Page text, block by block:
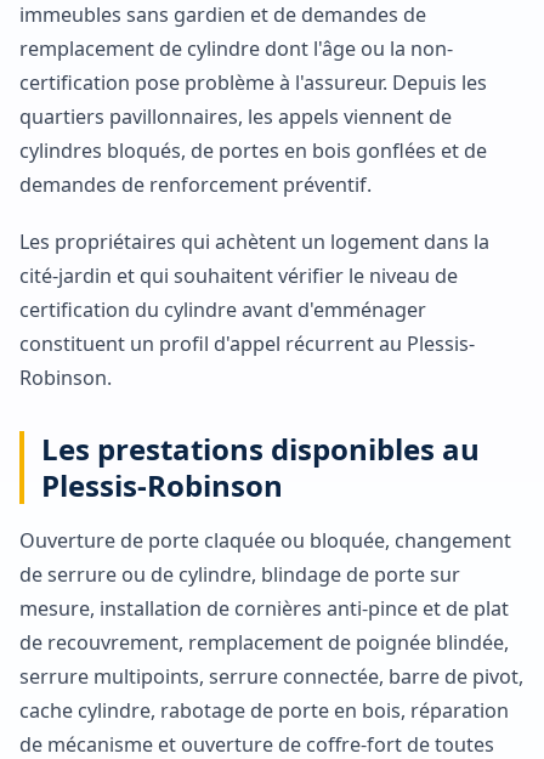
immeubles sans gardien et de demandes de
remplacement de cylindre dont l'âge ou la non-
certification pose problème à l'assureur. Depuis les
quartiers pavillonnaires, les appels viennent de
cylindres bloqués, de portes en bois gonflées et de
demandes de renforcement préventif.
Les propriétaires qui achètent un logement dans la
cité-jardin et qui souhaitent vérifier le niveau de
certification du cylindre avant d'emménager
constituent un profil d'appel récurrent au Plessis-
Robinson.
Les prestations disponibles au
Plessis-Robinson
Ouverture de porte claquée ou bloquée, changement
de serrure ou de cylindre, blindage de porte sur
mesure, installation de cornières anti-pince et de plat
de recouvrement, remplacement de poignée blindée,
serrure multipoints, serrure connectée, barre de pivot,
cache cylindre, rabotage de porte en bois, réparation
de mécanisme et ouverture de coffre-fort de toutes